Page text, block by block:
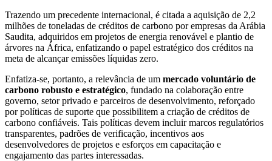
Trazendo um precedente internacional, é citada a aquisição de 2,2
milhões de toneladas de créditos de carbono por empresas da Arábia
Saudita, adquiridos em projetos de energia renovável e plantio de
árvores na África, enfatizando o papel estratégico dos créditos na
meta de alcançar emissões líquidas zero.
Enfatiza-se, portanto, a relevância de um mercado voluntário de
carbono robusto e estratégico, fundado na colaboração entre
governo, setor privado e parceiros de desenvolvimento, reforçado
por políticas de suporte que possibilitem a criação de créditos de
carbono confiáveis. Tais políticas devem incluir marcos regulatórios
transparentes, padrões de verificação, incentivos aos
desenvolvedores de projetos e esforços em capacitação e
engajamento das partes interessadas.